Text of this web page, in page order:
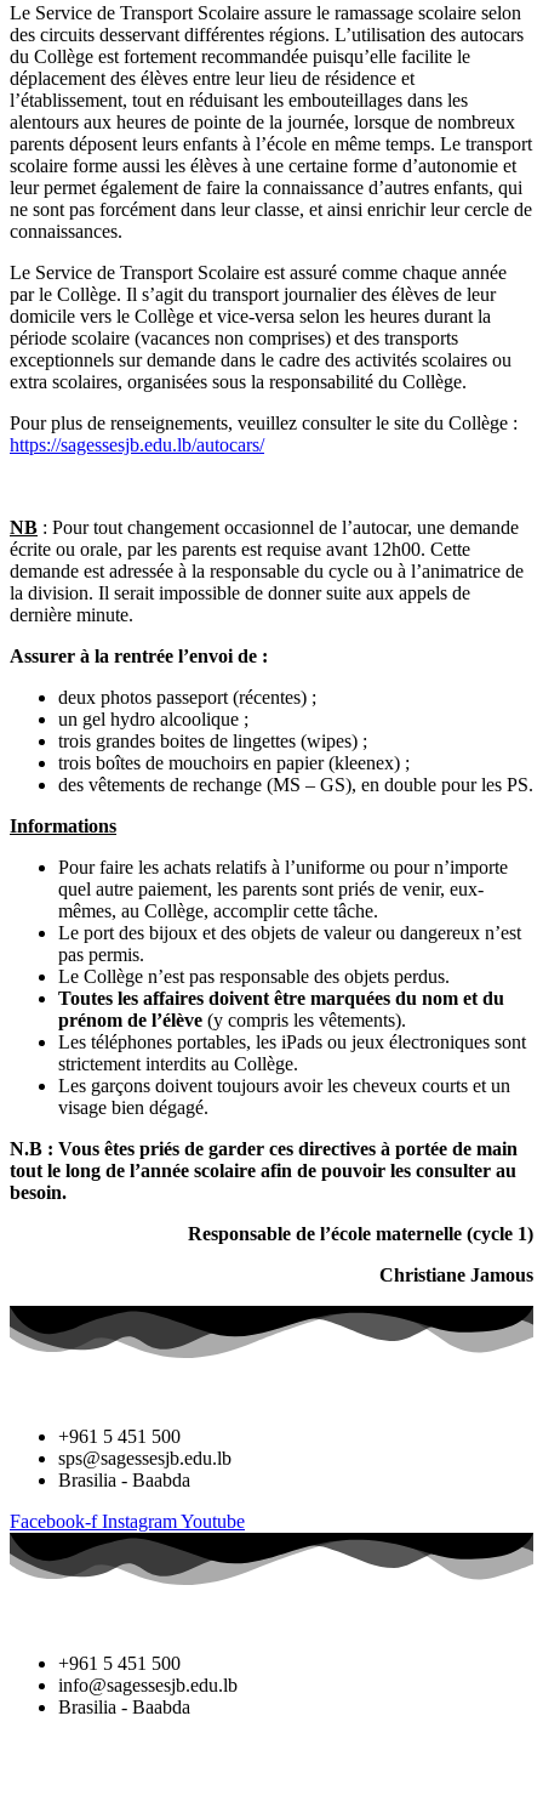
Le Service de Transport Scolaire assure le ramassage scolaire selon
des circuits desservant différentes régions. L’utilisation des autocars
du Collège est fortement recommandée puisqu’elle facilite le
déplacement des élèves entre leur lieu de résidence et
l’établissement, tout en réduisant les embouteillages dans les
alentours aux heures de pointe de la journée, lorsque de nombreux
parents déposent leurs enfants à l’école en même temps. Le transport
scolaire forme aussi les élèves à une certaine forme d’autonomie et
leur permet également de faire la connaissance d’autres enfants, qui
ne sont pas forcément dans leur classe, et ainsi enrichir leur cercle de
connaissances.
Le Service de Transport Scolaire est assuré comme chaque année
par le Collège. Il s’agit du transport journalier des élèves de leur
domicile vers le Collège et vice-versa selon les heures durant la
période scolaire (vacances non comprises) et des transports
exceptionnels sur demande dans le cadre des activités scolaires ou
extra scolaires, organisées sous la responsabilité du Collège.
Pour plus de renseignements, veuillez consulter le site du Collège :
https://sagessesjb.edu.lb/autocars/
NB : Pour tout changement occasionnel de l’autocar, une demande
écrite ou orale, par les parents est requise avant 12h00. Cette
demande est adressée à la responsable du cycle ou à l’animatrice de
la division. Il serait impossible de donner suite aux appels de
dernière minute.
Assurer à la rentrée l’envoi de :
deux photos passeport (récentes) ;
un gel hydro alcoolique ;
trois grandes boites de lingettes (wipes) ;
trois boîtes de mouchoirs en papier (kleenex) ;
des vêtements de rechange (MS – GS), en double pour les PS.
Informations
Pour faire les achats relatifs à l’uniforme ou pour n’importe
quel autre paiement, les parents sont priés de venir, eux-
mêmes, au Collège, accomplir cette tâche.
Le port des bijoux et des objets de valeur ou dangereux n’est
pas permis.
Le Collège n’est pas responsable des objets perdus.
Toutes les affaires doivent être marquées du nom et du
prénom de l’élève (y compris les vêtements).
Les téléphones portables, les iPads ou jeux électroniques sont
strictement interdits au Collège.
Les garçons doivent toujours avoir les cheveux courts et un
visage bien dégagé.
N.B : Vous êtes priés de garder ces directives à portée de main
tout le long de l’année scolaire afin de pouvoir les consulter au
besoin.
Responsable de l’école maternelle (cycle 1)
Christiane Jamous
+961 5 451 500
sps@sagessesjb.edu.lb
Brasilia - Baabda
Facebook-f InstagramYoutube
+961 5 451 500
info@sagessesjb.edu.lb
Brasilia - Baabda